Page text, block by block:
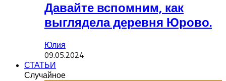
Давайте вспомним, как
выглядела деревня Юрово.
Юлия
09.05.2024
СТАТЬИ
Случайное